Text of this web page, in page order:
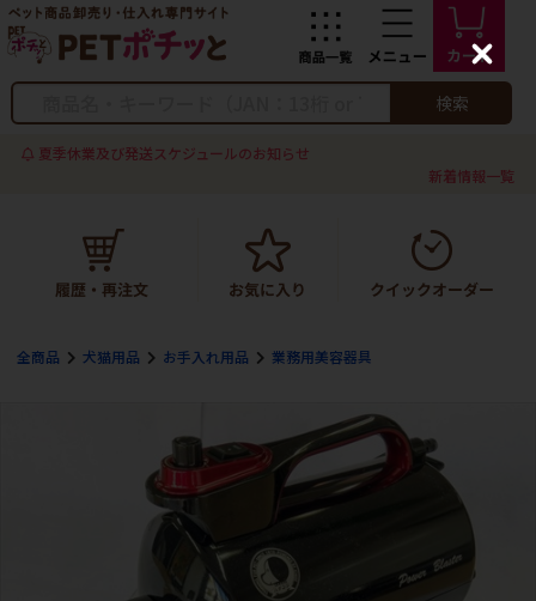
検索
夏季休業及び発送スケジュールのお知らせ
新着情報一覧
全商品 犬猫用品 お手入れ用品 業務用美容器具
C
l
s